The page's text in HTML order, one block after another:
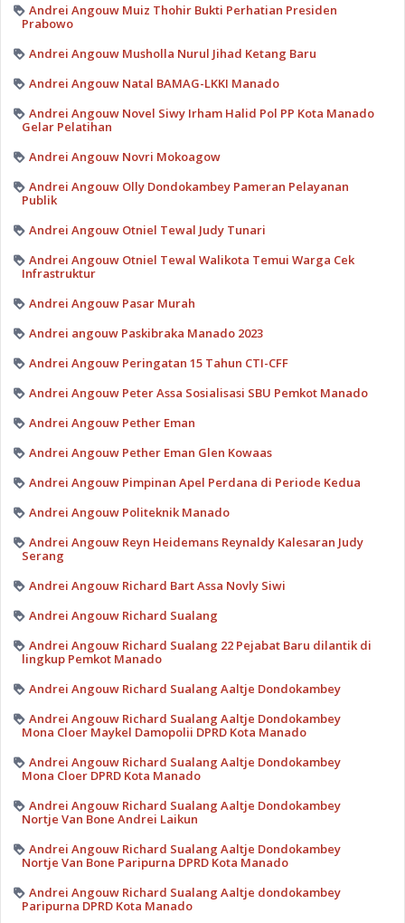
Andrei Angouw Muiz Thohir Bukti Perhatian Presiden
Prabowo
Andrei Angouw Musholla Nurul Jihad Ketang Baru
Andrei Angouw Natal BAMAG-LKKI Manado
Andrei Angouw Novel Siwy Irham Halid Pol PP Kota Manado
Gelar Pelatihan
Andrei Angouw Novri Mokoagow
Andrei Angouw Olly Dondokambey Pameran Pelayanan
Publik
Andrei Angouw Otniel Tewal Judy Tunari
Andrei Angouw Otniel Tewal Walikota Temui Warga Cek
Infrastruktur
Andrei Angouw Pasar Murah
Andrei angouw Paskibraka Manado 2023
Andrei Angouw Peringatan 15 Tahun CTI-CFF
Andrei Angouw Peter Assa Sosialisasi SBU Pemkot Manado
Andrei Angouw Pether Eman
Andrei Angouw Pether Eman Glen Kowaas
Andrei Angouw Pimpinan Apel Perdana di Periode Kedua
Andrei Angouw Politeknik Manado
Andrei Angouw Reyn Heidemans Reynaldy Kalesaran Judy
Serang
Andrei Angouw Richard Bart Assa Novly Siwi
Andrei Angouw Richard Sualang
Andrei Angouw Richard Sualang 22 Pejabat Baru dilantik di
lingkup Pemkot Manado
Andrei Angouw Richard Sualang Aaltje Dondokambey
Andrei Angouw Richard Sualang Aaltje Dondokambey
Mona Cloer Maykel Damopolii DPRD Kota Manado
Andrei Angouw Richard Sualang Aaltje Dondokambey
Mona Cloer DPRD Kota Manado
Andrei Angouw Richard Sualang Aaltje Dondokambey
Nortje Van Bone Andrei Laikun
Andrei Angouw Richard Sualang Aaltje Dondokambey
Nortje Van Bone Paripurna DPRD Kota Manado
Andrei Angouw Richard Sualang Aaltje dondokambey
Paripurna DPRD Kota Manado